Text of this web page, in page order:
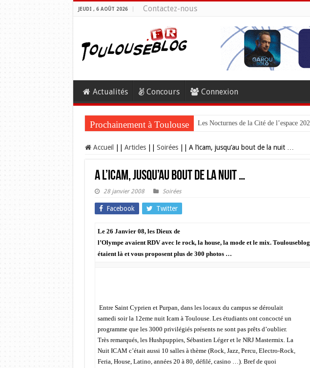
JEUDI , 6 AOÛT 2026 Contactez-nous
Actualités Concours Connexion
Prochainement à Toulouse Les Nocturnes de la Cité de l’espace
Accueil Articles Soirées A l’icam, jusqu’au bout de la nuit …
A l’icam, jusqu’au bout de la nuit …
28 janvier 2008 Soirées
Facebook Twitter
Le 26 Janvier 08, les Dieux de
l’Olympe avaient RDV avec le rock, la house, la mode et le mix.
étaient là et vous proposent plus de 300 photos …
Entre Saint Cyprien et Purpan, dans les locaux du campus se déroulait
samedi soir la 12eme nuit Icam à Toulouse. Les étudiants ont concocté un
programme que les 3000 privilégiés présents ne sont pas prêts d’oublier.
Très remarqués, les Hushpuppies, Sébastien Léger et le NRJ Mastermix. La
Nuit ICAM c’était aussi 10 salles à thème (Rock, Jazz, Percu, Electro-Rock,
Feria, House, Latino, années 20 à 80, défilé, casino …). Bref de quoi